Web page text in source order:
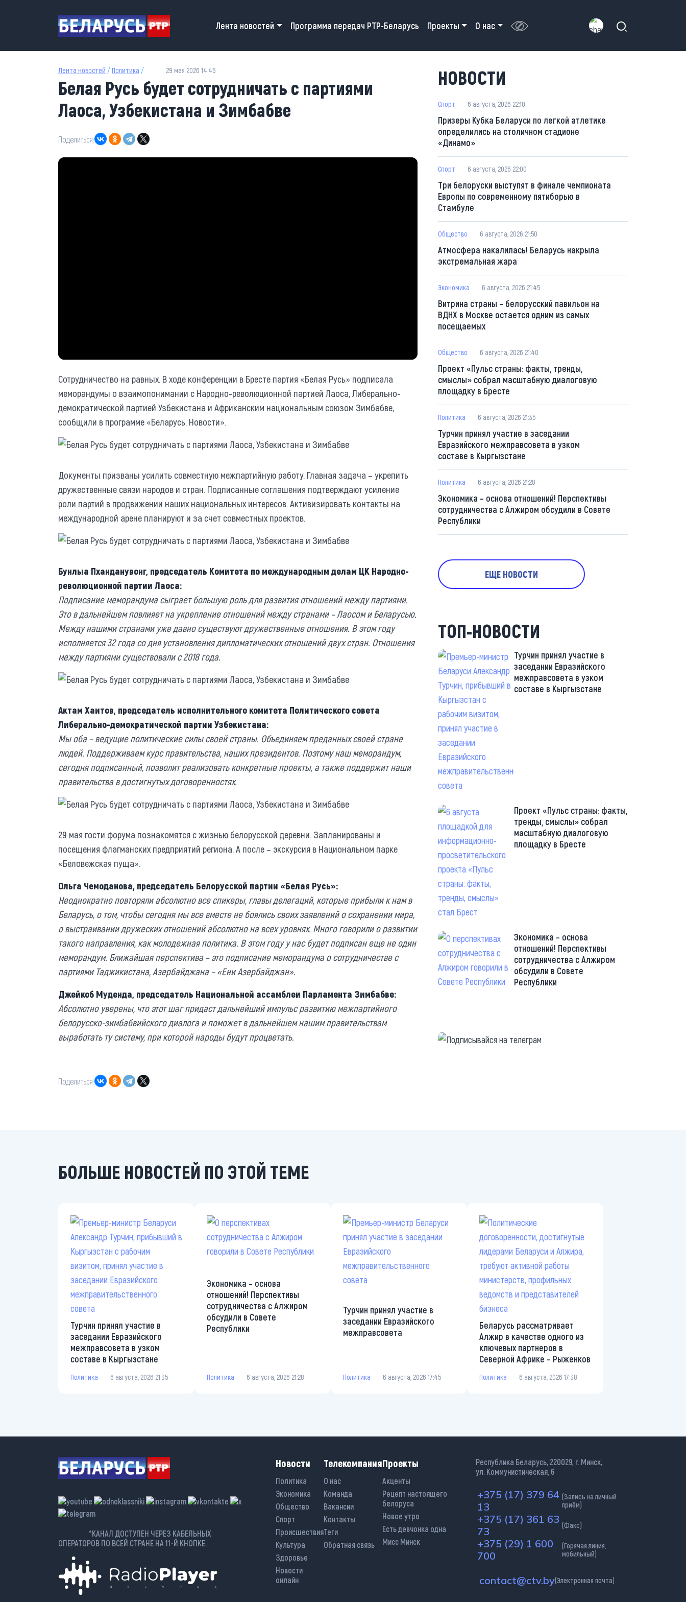
Main navigation
Лента новостей Программа передач РТР-Беларусь Проекты О нас
Лента новостей / Политика / 29 мая 2026 14:45
Белая Русь будет сотрудничать с партиями
Лаоса, Узбекистана и Зимбабве
Поделиться:
Сотрудничество на равных. В ходе конференции в Бресте партия «Белая Русь» подписала
меморандумы о взаимопонимании с Народно-революционной партией Лаоса, Либерально-
демократической партией Узбекистана и Африканским национальным союзом Зимбабве,
сообщили в программе «Беларусь. Новости».
Документы призваны усилить совместную межпартийную работу. Главная задача – укрепить
дружественные связи народов и стран. Подписанные соглашения подтверждают усиление
роли партий в продвижении наших национальных интересов. Активизировать контакты на
международной арене планируют и за счет совместных проектов.
Бунлыа Пханданувонг, председатель Комитета по международным делам ЦК Народно-
революционной партии Лаоса:
Подписание меморандума сыграет большую роль для развития отношений между партиями.
Это в дальнейшем повлияет на укрепление отношений между странами – Лаосом и Беларусью.
Между нашими странами уже давно существуют дружественные отношения. В этом году
исполняется 32 года со дня установления дипломатических отношений двух стран. Отношения
между партиями существовали с 2018 года.
Актам Хаитов, председатель исполнительного комитета Политического совета
Либерально-демократической партии Узбекистана:
Мы оба – ведущие политические силы своей страны. Объединяем преданных своей стране
людей. Поддерживаем курс правительства, наших президентов. Поэтому наш меморандум,
сегодня подписанный, позволит реализовать конкретные проекты, а также поддержит наши
правительства в достигнутых договоренностях.
29 мая гости форума познакомятся с жизнью белорусской деревни. Запланированы и
посещения флагманских предприятий региона. А после – экскурсия в Национальном парке
«Беловежская пуща».
Ольга Чемоданова, председатель Белорусской партии «Белая Русь»:
Неоднократно повторяли абсолютно все спикеры, главы делегаций, которые прибыли к нам в
Беларусь, о том, чтобы сегодня мы все вместе не боялись своих заявлений о сохранении мира,
о выстраивании дружеских отношений абсолютно на всех уровнях. Много говорили о развитии
такого направления, как молодежная политика. В этом году у нас будет подписан еще не один
меморандум. Ближайшая перспектива – это подписание меморандума о сотрудничестве с
партиями Таджикистана, Азербайджана – «Ени Азербайджан».
Джейкоб Муденда, председатель Национальной ассамблеи Парламента Зимбабве:
Абсолютно уверены, что этот шаг придаст дальнейший импульс развитию межпартийного
белорусско-зимбабвийского диалога и поможет в дальнейшем нашим правительствам
выработать ту систему, при которой народы будут процветать.
Поделиться:
НОВОСТИ
Спорт 6 августа, 2026 22:10
Призеры Кубка Беларуси по легкой атлетике
определились на столичном стадионе
«Динамо»
Спорт 6 августа, 2026 22:00
Три белоруски выступят в финале чемпионата
Европы по современному пятиборью в
Стамбуле
Общество 6 августа, 2026 21:50
Атмосфера накалилась! Беларусь накрыла
экстремальная жара
Экономика 6 августа, 2026 21:45
Витрина страны – белорусский павильон на
ВДНХ в Москве остается одним из самых
посещаемых
Общество 6 августа, 2026 21:40
Проект «Пульс страны: факты, тренды,
смыслы» собрал масштабную диалоговую
площадку в Бресте
Политика 6 августа, 2026 21:35
Турчин принял участие в заседании
Евразийского межправсовета в узком
составе в Кыргызстане
Политика 6 августа, 2026 21:28
Экономика – основа отношений! Перспективы
сотрудничества с Алжиром обсудили в Совете
Республики
ЕЩЕ НОВОСТИ
ТОП-НОВОСТИ
Турчин принял участие в
заседании Евразийского
межправсовета в узком
составе в Кыргызстане
Проект «Пульс страны: факты,
тренды, смыслы» собрал
масштабную диалоговую
площадку в Бресте
Экономика – основа
отношений! Перспективы
сотрудничества с Алжиром
обсудили в Совете
Республики
https://t.me/minskctvby
БОЛЬШЕ НОВОСТЕЙ ПО ЭТОЙ ТЕМЕ
Турчин принял участие в
заседании Евразийского
межправсовета в узком
составе в Кыргызстане
Политика 6 августа, 2026 21:35
Экономика – основа
отношений! Перспективы
сотрудничества с Алжиром
обсудили в Совете
Республики
Политика 6 августа, 2026 21:28
Турчин принял участие в
заседании Евразийского
межправсовета
Политика 6 августа, 2026 17:45
Беларусь рассматривает
Алжир в качестве одного из
ключевых партнеров в
Северной Африке – Рыженков
Политика 6 августа, 2026 17:38
*КАНАЛ ДОСТУПЕН ЧЕРЕЗ КАБЕЛЬНЫХ
ОПЕРАТОРОВ ПО ВСЕЙ СТРАНЕ НА 11-Й КНОПКЕ.
Новости
Политика
Экономика
Общество
Спорт
Происшествия
Культура
Здоровье
Новости
онлайн
Телекомпания
О нас
Команда
Вакансии
Контакты
Теги
Обратная связь
Проекты
Акценты
Рецепт настоящего
белоруса
Новое утро
Есть девчонка одна
Мисс Минск
Республика Беларусь, 220029, г. Минск,
ул. Коммунистическая, 6
+375 (17) 379 64
13
(Запись на личный
приём)
+375 (17) 361 63
73
(Факс)
+375 (29) 1 600
700
(Горячая линия,
мобильный)
contact@ctv.by(Электронная почта)